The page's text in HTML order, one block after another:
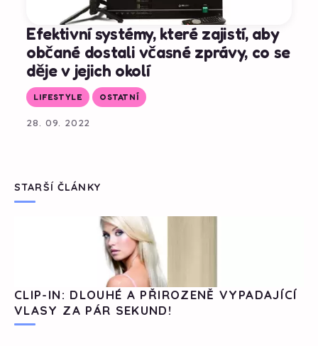
Efektivní systémy, které zajistí, aby
občané dostali včasné zprávy, co se
děje v jejich okolí
LIFESTYLE OSTATNÍ
28. 09. 2022
STARŠÍ ČLÁNKY
CLIP-IN: DLOUHÉ A PŘIROZENĚ VYPADAJÍCÍ
VLASY ZA PÁR SEKUND!